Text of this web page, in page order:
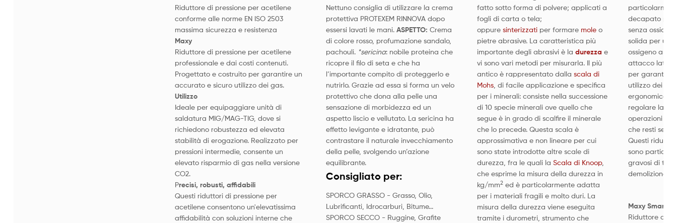
Riduttore di pressione per acetilene
conforme alle norme EN ISO 2503
massima sicurezza e resistenza
Maxy
Riduttore di pressione per acetilene
professionale e dai costi contenuti.
Progettato e costruito per garantire un
accurato e sicuro utilizzo dei gas.
Utilizzo
Ideale per equipaggiare unità di
saldatura MIG/MAG-TIG, dove si
richiedono robustezza ed elevata
stabilità di erogazione. Realizzato per
pressioni intermedie, consente un
elevato risparmio di gas nella versione
CO2.
Precisi, robusti, affidabili
Questi riduttori di pressione per
acetilene consentono un'elevatissima
affidabilità con soluzioni interne che
Nettuno consiglia di utilizzare la crema
protettiva PROTEXEM RINNOVA dopo
essersi lavati le mani. ASPETTO: Crema
di colore rosso, profumazione sandalo,
pachouli. *sericina: nobile proteina che
ricopre il filo di seta e che ha
l’importante compito di proteggerlo e
nutrirlo. Grazie ad essa si forma un velo
protettivo che dona alla pelle una
sensazione di morbidezza ed un
aspetto liscio e vellutato. La sericina ha
effetto levigante e idratante, può
contrastare il naturale invecchiamento
della pelle, svolgendo un’azione
equilibrante.
Consigliato per:
SPORCO GRASSO- Grasso, Olio,
Lubrificanti, Idrocarburi, Bitume...
SPORCO SECCO- Ruggine, Grafite
fatto sotto forma di polvere; applicati a
fogli di carta o tela;
oppure sinterizzatiper formare moleo
pietre abrasive. La caratteristica più
importante degli abrasivi è la durezza e
vi sono vari metodi per misurarla. Il più
antico è rappresentato dalla scala di
Mohs, di facile applicazione e specifica
per i minerali: consiste nella successione
di 10 specie minerali ove quello che
segue è in grado di scalfire il minerale
che lo precede. Questa scala è
approssimativa e non lineare per cui
sono state introdotte altre scale di
durezza, fra le quali la Scala di Knoop,
che esprime la misura della durezza in
kg/mm2ed è particolarmente adatta
per i materiali fragili e molto duri. La
misura della durezza viene eseguita
tramite i durometri, strumento che
decapato per
senza
solida per un
ossigeno a
attacco
per garantire
utilizzo dei
ergonomica
regolare la
operazioni di
che resti
Questi
sono
gravosi di
demolizione e
Maxy Smart
Riduttore di